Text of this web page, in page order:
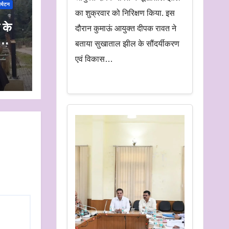
के
के
का शुक्रवार को निरिक्षण किया. इस
दौरान कुमाऊं आयुक्त दीपक रावत ने
बताया सुखाताल झील के सौंदर्यीकरण
एवं विकास…